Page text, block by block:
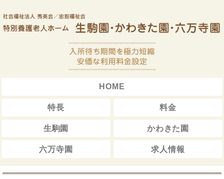
HOME
特長 料金
生駒園 かわきた園
六万寺園 求人情報